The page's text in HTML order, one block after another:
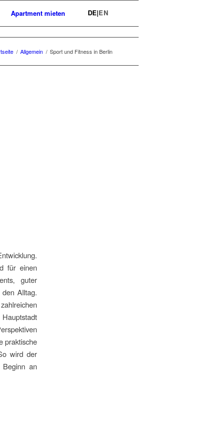
Apartment mieten DE|EN
/ Allgemein / Sport und Fitness in Berlin
für einen
guter
Alltag.
praktische
wird der
an